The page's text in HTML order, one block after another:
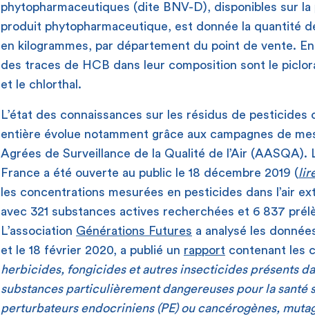
phytopharmaceutiques (dite BNV-D), disponibles sur
produit phytopharmaceutique, est donnée la quantité
en kilogrammes, par département du point de vente.
des traces de HCB dans leur composition sont le
et le chlorthal.
L’état des connaissances sur les résidus de pesticides
entière évolue notamment grâce aux campagnes de
Agrées de Surveillance de la Qualité de l’Air
France a été ouverte au public le 18 décembre 2019 (
les concentrations mesurées en pesticides dans l’air
avec 321 substances actives recherchées et 6 837
L’association Générations Futures a analysé les
et le 18 février 2020, a publié un rapport contenant les
herbicides, fongicides et autres insecticides présents
substances particulièrement dangereuses pour la santé
perturbateurs endocriniens (PE) ou cancérogènes,